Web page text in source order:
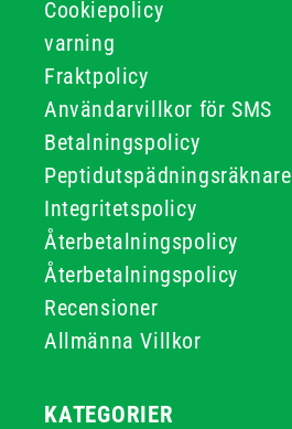
Cookiepolicy
varning
Fraktpolicy
Användarvillkor för SMS
Betalningspolicy
Peptidutspädningsräknare
Integritetspolicy
Återbetalningspolicy
Återbetalningspolicy
Recensioner
Allmänna Villkor
KATEGORIER